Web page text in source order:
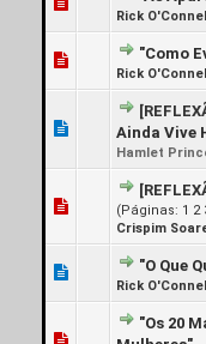
Rick
"Como
Rick
0 Voto(s) - 0 de
1
Ainda Vive
Hamlet
0 Voto(s) - 0 de
1
(Páginas: 1 2
Crispim
0 Voto(s) - 0 de1
"O Que
Rick
0 Voto(s) - 0 1
"Os 20